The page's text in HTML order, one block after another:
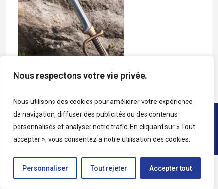
Nous respectons votre vie privée.
Nous utilisons des cookies pour améliorer votre expérience
de navigation, diffuser des publicités ou des contenus
personnalisés et analyser notre trafic. En cliquant sur « Tout
accepter », vous consentez à notre utilisation des cookies.
Personnaliser Tout rejeter Accepter tout
Copyright © 2026 • All rights reserved • Katag